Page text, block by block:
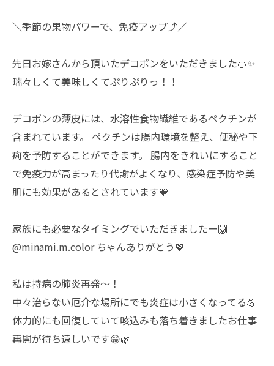
＼季節の果物パワーで、免疫アップ⤴︎／
先日お嫁さんから頂いたデコポンをいただきました🍊✨
瑞々しくて美味しくてぷりぷりっ！！
デコポンの薄皮には、水溶性食物繊維であるペクチンが
含まれています。 ペクチンは腸内環境を整え、便秘や下
痢を予防することができます。 腸内をきれいにすること
で免疫力が高まったり代謝がよくなり、感染症予防や美
肌にも効果があるとされています🧡
家族にも必要なタイミングでいただきましたー🙌
@minami.m.color ちゃんありがとう💖
私は持病の肺炎再発〜！
中々治らない厄介な場所にでも炎症は小さくなってる💪
体力的にも回復していて咳込みも落ち着きましたお仕事
再開が待ち遠しいです😁🌿